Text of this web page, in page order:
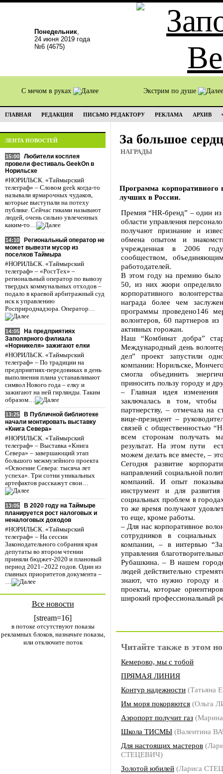
Понедельник,
24 июня 2019 года
№6 (4675)
С мечом в руках Экстрим по душе
ГЛАВНАЯ РЕДАКЦИЯ ПИСЬМО РЕДАКТОРУ РЕКЛАМА АРХИВ
ЛЕНТА НОВОСТЕЙ
15:00
Любители косплея
провели фестиваль GeekOn в
Норильске
#НОРИЛЬСК. «Таймырский
телеграф» – Словом geek когда-то
называли ярмарочных чудаков,
которые выступали на потеху
публике. Сейчас гиками называют
людей, очень сильно увлеченных
каким-то…
14:10
Региональный оператор не
может вывезти мусор из
поселков Таймыра
#НОРИЛЬСК. «Таймырский
телеграф» – «РостТех» –
региональный оператор по вывозу
твердых коммунальных отходов –
подало в краевой арбитражный суд
иск к управлению
Росприроднадзора. Оператор…
14:05
На предприятиях
Заполярного филиала
«Норникеля» зажигают елки
#НОРИЛЬСК. «Таймырский
телеграф» – По традиции на
предприятиях-передовиках в день
выполнения плана устанавливают
символ Нового года – елку и
зажигают на ней гирлянды. Таким
образом…
13:25
В Публичной библиотеке
начали монтировать выставку
«Книга Севера»
#НОРИЛЬСК. «Таймырский
телеграф» – Выставка «Книга
Севера» – завершающий этап
большого межмузейного проекта
«Освоение Севера: тысяча лет
успеха». Три сотни уникальных
артефактов расскажут свои…
13:05
В 2020 году на Таймыре
планируется рост налоговых и
неналоговых доходов
#НОРИЛЬСК. «Таймырский
телеграф» – На сессии
Законодательного собрания края
депутаты во втором чтении
приняли бюджет-2020 и плановый
период 2021–2022 годов. Один из
главных приоритетов документа –
…
Все новости
[stream=16]
в потоке отсутствуют показы
рекламных блоков, назначьте показы,
или отключите поток
За большое
НАГРАДЫ
Программа корпоративного
лучших в России.
Премия “HR-бренд” – один
области управления
получают признание и
обмена опытом и
учрежденная в 2006
сообществом,
работодателей.
В этом году на премию было
50, из них жюри
корпоративного
награда более чем
программы проведено146
волонтеров, 60 партнеров
активных горожан.
Наш “Комбинат добра”
Международный день
дел” проект запустили
компании: Норильске,
смогла объединить
приносить пользу городу и
– Главная идея изменения
заключалась в том, чтобы
партнерству, – отмечала на
вице-президент –
связей с общественностью
всем сторонам получать
результат. На этом пути
можем делать все вместе, –
Сегодня развитие
направлений социальной
компаний. И опыт
инструмент и для
социальных проблем в
то же время получают
то еще, кроме работы.
– Для нас корпоративное
сотрудников в
компании, – в интервью
управления
Рубашкина. – В нашем
людей действительно
знают, что нужно городу и
проекты, которые
широкий профессиональный
Читайте также в этом
Кемерово, мы с тобой
ПРЯМАЯ ЛИНИЯ
Контур надежности
Им моря покоряются (Ольга
Аэропорт получит газ
Школа ТИСМЫ (Валентина
Для настоящих мастеров
СТЕЦЕВИЧ)
Золотой юбилей (Лариса